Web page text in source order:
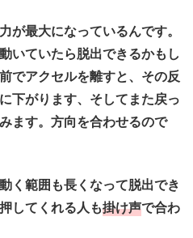
が最大になっているんです。
いていたら脱出できるかもし
でアクセルを離すと、その反
下がります、そしてまた戻っ
ます。方向を合わせるので
く範囲も長くなって脱出でき
してくれる人も掛け声で合わ